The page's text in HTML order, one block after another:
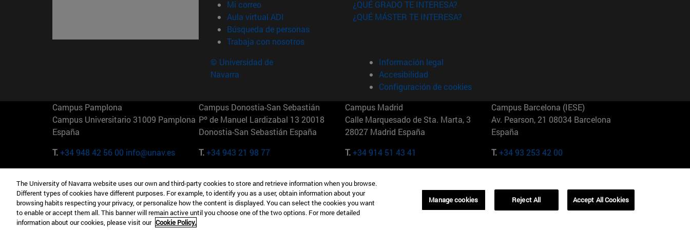
Mi correo(abre en nueva ventana)
Aula virtual ADI (abre en nueva ventana)
Búsqueda de personas(abre en nueva ventana)
Trabaja con nosotros(abre en nueva ventana)
¿QUÉ GRADO TE INTERESA?
¿QUÉ MÁSTER TE INTERESA?
© Universidad de
Navarra
Información legal
Accesibilidad
Configuración de cookies
Campus Pamplona
Campus Universitario 31009 Pamplona
España
T.+34 948 42 56 00 info@unav.es
Campus Donostia-San Sebastián
Pº de Manuel Lardizabal 13 20018
Donostia-San Sebastián España
T.+34 943 21 98 77
Campus Madrid
Calle Marquesado de Sta. Marta, 3
28027 Madrid España
T.+34 914 51 43 41
Campus Barcelona (IESE)
Av. Pearson, 21 08034 Barcelona
España
T.+34 93 253 42 00
Camino del Cerro Águila 3 28023
Madrid España
T.+34 912 11 30 00
165 W 57th St 10019-2201 Nueva York
EE.UU
T.+1 646 346 8850
Maria-Theresia-Straße 15 81675
Múnich Alemania
T.+49 89 24209790
01321001 Bela Vista Brasil
The University of Navarra website uses our own and third-party cookies to store and retrieve information when you browse.
Different types of cookies have different purposes. For example, to identify you as a user, obtain information about your
browsing habits respecting your privacy, or personalize how the content is displayed. You can select the cookies you want
to enable or accept them all. This banner will remain active until you choose one of the two options. For more detailed
information about our cookies, please visit our Cookie Policy.
Manage cookies Reject All Accept All Cookies